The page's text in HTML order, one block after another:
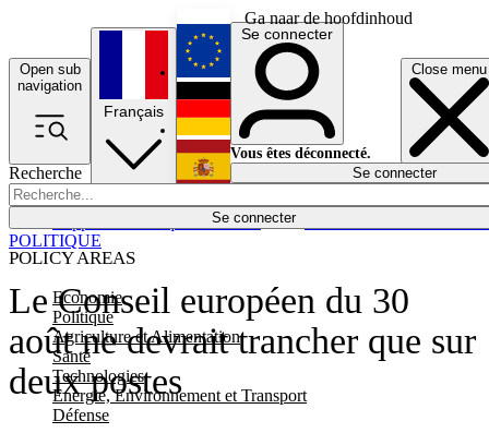
Ga naar de hoofdinhoud
Open sub
navigation
Close menu
Recherche
Se connecter
POLICY AREAS
Economie
Politique
Agriculture et Alimentation
Santé
Technologies
Energie, Environnement et Transport
Défense
Économie
Français
English
Deutsch
Español
Se connecter
Vous êtes déconnecté.
Se connecter
Le Conseil européen du 30
août ne devrait trancher que sur
deux postes
POLITIQUE